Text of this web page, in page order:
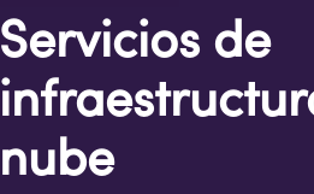
Servicios de
nube